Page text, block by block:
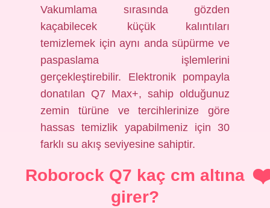
Vakumlama sırasında gözden
kaçabilecek küçük kalıntıları
temizlemek için aynı anda süpürme ve
paspaslama işlemlerini
gerçekleştirebilir. Elektronik pompayla
donatılan Q7 Max+, sahip olduğunuz
zemin türüne ve tercihlerinize göre
hassas temizlik yapabilmeniz için 30
farklı su akış seviyesine sahiptir.
Roborock Q7 kaç cm altına
girer?